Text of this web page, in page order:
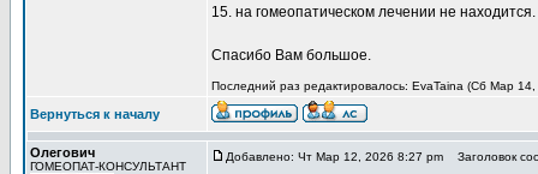
15. на гомеопатическом лечении не находится.
Спасибо Вам большое.
Последний раз редактировалось: EvaTaina (Сб Мар
Вернуться к началу
Олегович
ГОМЕОПАТ-КОНСУЛЬТАНТ
Добавлено: Чт Мар 12, 2026 8:27 pm Заголовок